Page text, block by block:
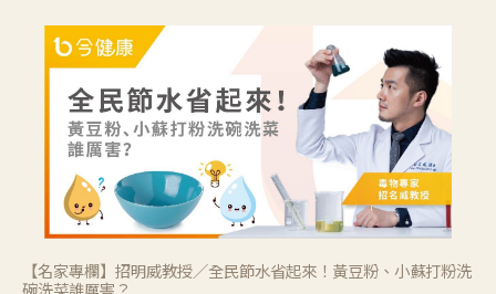
候就要使用菊花、金銀花來治療；假如單純的眼睛乾澀，結膜沒有紅，
眼睛周圍沒有眼屎，這種情況是屬於「陰虛」，就可以使用枸杞、蓮
藕、麥門冬、山藥等比較滋潤的藥材，效果就更顯著。
【名家專欄】招明威教授／全民節水省起來！黃豆粉、小蘇打粉洗
碗洗菜誰厲害？